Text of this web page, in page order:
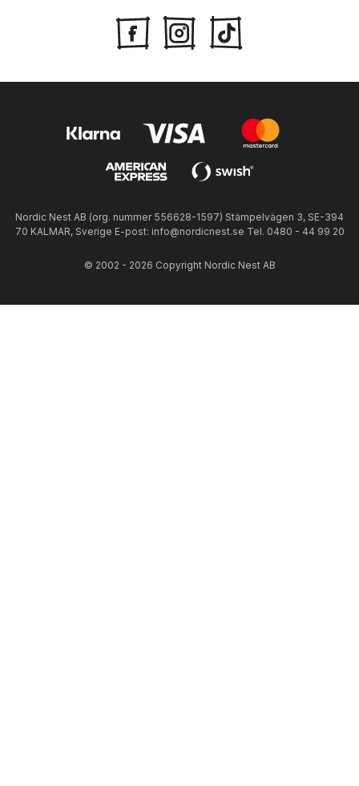
Nordic Nest AB (org. nummer 556628-1597) Stämpelvägen 3, SE-394
70 KALMAR, Sverige E-post: info@nordicnest.se Tel. 0480 - 44 99 20
© 2002 - 2026 Copyright Nordic Nest AB